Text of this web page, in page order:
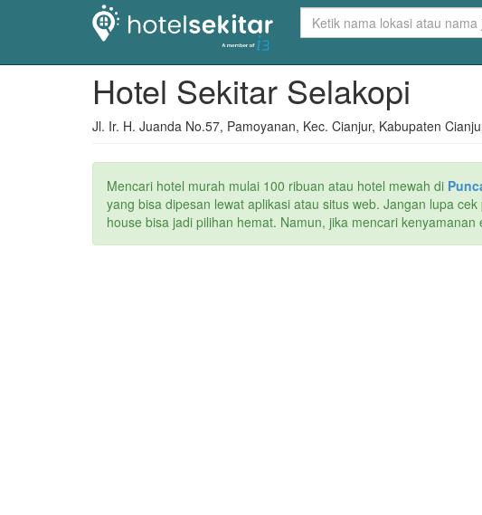
Hotel Sekitar Selakopi
Jl. Ir. H. Juanda No.57, Pamoyanan, Kec. Cianjur, Kabupaten
Mencari hotel murah mulai 100 ribuan atau hotel mewah di
yang bisa dipesan lewat aplikasi atau situs web. Jangan lupa
house bisa jadi pilihan hemat. Namun, jika mencari